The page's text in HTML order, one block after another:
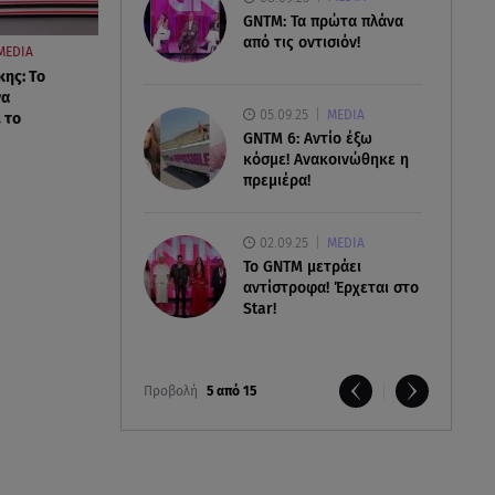
GNTM: Τα πρώτα πλάνα
από τις οντισιόν!
05.09.25 MEDIA
GNTM 6: Αντίο έξω
κόσμε! Ανακοινώθηκε η
πρεμιέρα!
02.09.25 MEDIA
Το GNTM μετράει
αντίστροφα! Έρχεται στο
Star!
Προβολή 5 από 15
Το
το